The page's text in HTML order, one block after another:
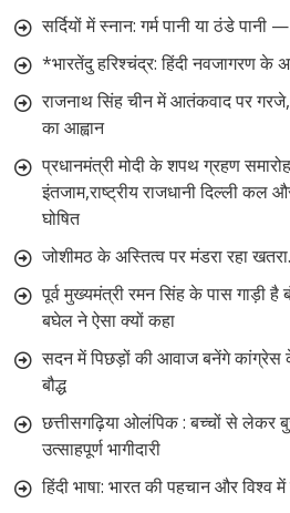
सर्दियों में स्नान: गर्म पानी या ठंडे
*भारतेंदु हरिश्चंद्र: हिंदी नवजागरण के
राजनाथ सिंह चीन में आतंकवाद पर
का आह्वान
प्रधानमंत्री मोदी के शपथ ग्रहण
इंतजाम,राष्ट्रीय राजधानी दिल्ली कल
घोषित
जोशीमठ के अस्तित्व पर मंडरा रहा
पूर्व मुख्यमंत्री रमन सिंह के पास गाड़ी
बघेल ने ऐसा क्यों कहा
सदन में पिछड़ों की आवाज बनेंगे कांग्रेस
बौद्ध
छत्तीसगढ़िया ओलंपिक : बच्चों से लेकर
उत्साहपूर्ण भागीदारी
हिंदी भाषा: भारत की पहचान और विश्व